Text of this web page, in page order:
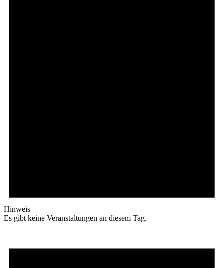
Hinweis
Es gibt keine Veranstaltungen an diesem Tag.